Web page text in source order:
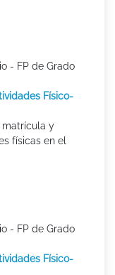
- FP de Grado
Físico-
matrícula y
físicas en el
- FP de Grado
Físico-